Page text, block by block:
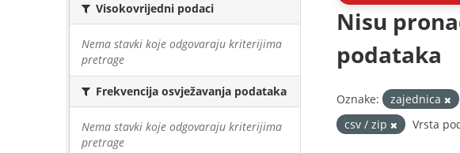
Visokovrijedni podaci
Nema stavki koje odgovaraju kriterijima
pretrage
Frekvencija osvježavanja podataka
Nema stavki koje odgovaraju kriterijima
pretrage
Nisu
podataka
Oznake: zajednica
csv / zip
Vrsta